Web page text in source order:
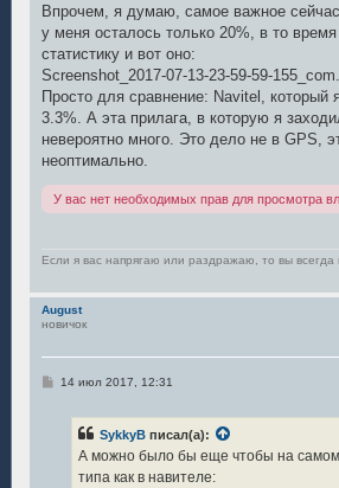
о
б
щ
е
и
е
Впрочем, я думаю, самое важное
у меня осталось только 20%, в то
статистику и вот оно:
Screenshot_2017-07-13-23-59-59-
Просто для сравнение: Navitel, который
3.3%. А эта прилага, в которую я
невероятно много. Это дело не в GPS,
неоптимально.
У вас нет необходимых прав для просмотра
Если я вас напрягаю или раздражаю, то вы всегда
August
новичок
С14 июл 2017, 12:31
SykkyB писал(а):
А можно было бы еще чтобы на самом
типа как в навителе: